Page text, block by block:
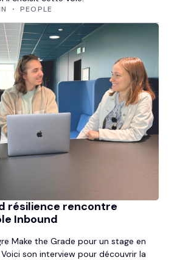
PEOPLE
résilience rencontre
Inbound
Make the Grade pour un stage en
son interview pour découvrir la